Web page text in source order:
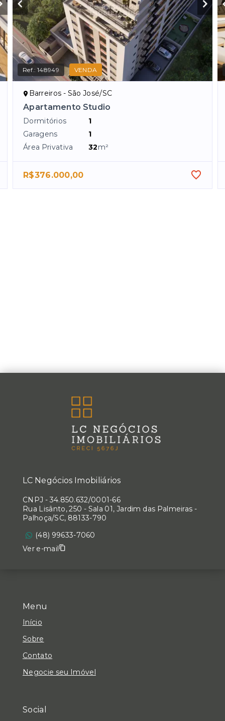
Ref.:148949 VENDA
Barreiros - São José/SC
Apartamento Studio
Dormitórios
1
Garagens
1
Área Privativa
32m²
R$376.000,00
Menu
Início
Sobre
Contato
Negocie seu Imóvel
Social
LC Negócios Imobiliários
CNPJ - 34.850.632/0001-66
Rua Lisânto, 250 - Sala 01, Jardim das Palmeiras -
Palhoça/SC, 88133-790
(48) 99633-7060
Ver e-mail